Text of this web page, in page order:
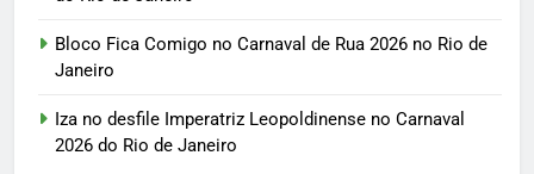
Bloco Fica Comigo no Carnaval de Rua 2026 no Rio de
Janeiro
Iza no desfile Imperatriz Leopoldinense no Carnaval
2026 do Rio de Janeiro